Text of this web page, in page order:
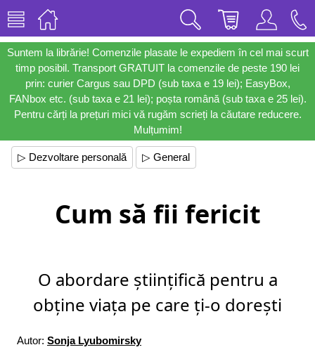
Suntem la librărie! Comenzile plasate le expediem în cel mai scurt
timp posibil. Transport GRATUIT la comenzile de peste 190 lei
prin: curier Cargus sau DPD (sub taxa e 19 lei); EasyBox,
FANbox etc. (sub taxa e 21 lei); poșta română (sub taxa e 25 lei).
Pentru cărți la prețuri mici vă rugăm scrieți la căutare reducere.
Mulțumim!
▷ Dezvoltare personală ▷ General
Cum să fii fericit
O abordare științifică pentru a
obține viața pe care ți-o dorești
Autor: Sonja Lyubomirsky